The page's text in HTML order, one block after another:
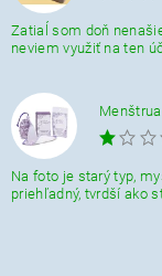
Zatiaĺ som doň
neviem využiť na ten
Na foto je starý typ,
priehľadný, tvrdší ako